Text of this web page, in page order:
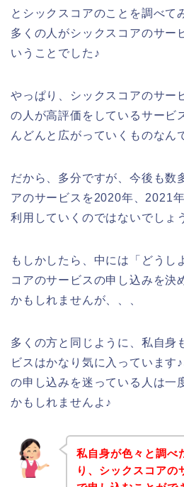
とシックスコアのことを調べて
多くの人がシックスコアのサー
いうことでした♪
やっぱり、シックスコアのサー
の人が高評価をしているサービ
んどんと広がっていくものなん
だから、多分ですが、今後も数
アのサービスを2020年、2021
利用していくのではないでしょ
もしかしたら、中には「どうし
コアのサービスの申し込みを決
かもしれませんが、、、
多くの方と同じように、私自身
ビスはかなり気に入っています
の申し込みを迷っている人は一
かもしれませんよ♪
私自身が色々と調べ
り、シックスコアの